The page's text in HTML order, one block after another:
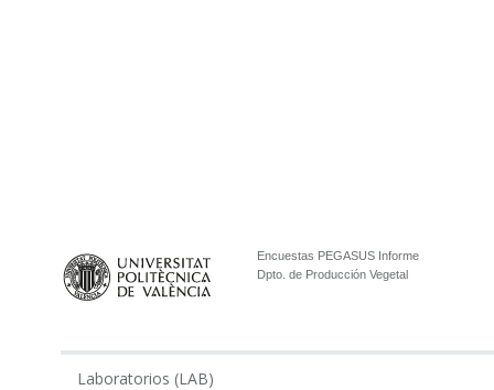
Encuestas PEGASUS Informe
Dpto. de Producción Vegetal
Laboratorios (LAB)